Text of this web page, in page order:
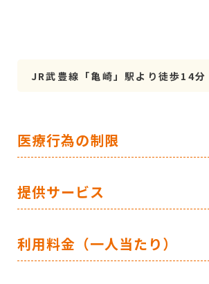
JR武豊線「亀崎」駅より徒歩14分
医療行為の制限
提供サービス
利用料金（一人当たり）